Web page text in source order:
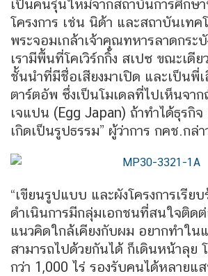
เป็นคนรุ่นใหม่จากสถาบันการศึกษ
โครงการ เช่น นิด้า และสถาบันเทค
พระจอมเกล้าเจ้าคุณทหารลาดกระ
เรามีพื้นที่โคเวิร์กกิ้ง สเปซ ขณะเดี
ชั้นนำที่มีชื่อเสียงมาเปิด และเป็นพี่
ตาร์ตอัพ ซึ่งเป็นโมเดลที่ไปเห็นจา
เจแปน (Egg Japan) ถ้าทำได้ธุรกิ
เกิดเป็นรูปธรรม” ผู้ว่าการ กคช.กล่า
“เขียนรูปแบบ และผังโครงการเรีย
ดำเนินการมีกลุ่มเอกชนที่สนใจติด
แนวคิดใกล้เคียงกับผม อยากทำใน
สามารถไปด้วยกันได้ ก็เดินหน้าลุย
กว่า 1,000 ไร่ รองรับคนได้หลายแ